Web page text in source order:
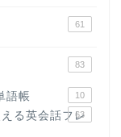
61
83
語帳 10
る英会話フレ
63